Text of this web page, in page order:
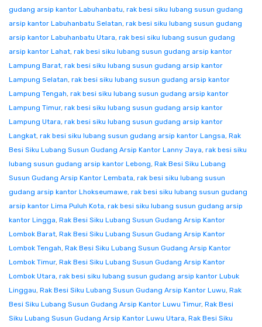
gudang arsip kantor Labuhanbatu, rak besi siku lubang susun gudang
arsip kantor Labuhanbatu Selatan, rak besi siku lubang susun gudang
arsip kantor Labuhanbatu Utara, rak besi siku lubang susun gudang
arsip kantor Lahat, rak besi siku lubang susun gudang arsip kantor
Lampung Barat, rak besi siku lubang susun gudang arsip kantor
Lampung Selatan, rak besi siku lubang susun gudang arsip kantor
Lampung Tengah, rak besi siku lubang susun gudang arsip kantor
Lampung Timur, rak besi siku lubang susun gudang arsip kantor
Lampung Utara, rak besi siku lubang susun gudang arsip kantor
Langkat, rak besi siku lubang susun gudang arsip kantor Langsa, Rak
Besi Siku Lubang Susun Gudang Arsip Kantor Lanny Jaya, rak besi siku
lubang susun gudang arsip kantor Lebong, Rak Besi Siku Lubang
Susun Gudang Arsip Kantor Lembata, rak besi siku lubang susun
gudang arsip kantor Lhokseumawe, rak besi siku lubang susun gudang
arsip kantor Lima Puluh Kota, rak besi siku lubang susun gudang arsip
kantor Lingga, Rak Besi Siku Lubang Susun Gudang Arsip Kantor
Lombok Barat, Rak Besi Siku Lubang Susun Gudang Arsip Kantor
Lombok Tengah, Rak Besi Siku Lubang Susun Gudang Arsip Kantor
Lombok Timur, Rak Besi Siku Lubang Susun Gudang Arsip Kantor
Lombok Utara, rak besi siku lubang susun gudang arsip kantor Lubuk
Linggau, Rak Besi Siku Lubang Susun Gudang Arsip Kantor Luwu, Rak
Besi Siku Lubang Susun Gudang Arsip Kantor Luwu Timur, Rak Besi
Siku Lubang Susun Gudang Arsip Kantor Luwu Utara, Rak Besi Siku